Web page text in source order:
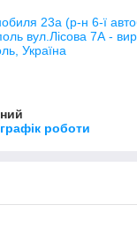
23а (р-н 6-ї
вул.Лісова 7А -
Україна
роботи